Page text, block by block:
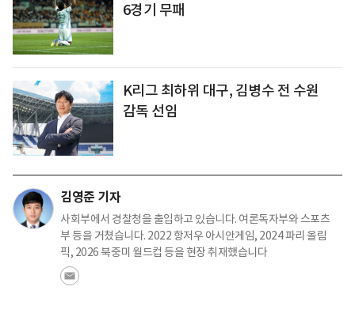
6경기 무패
K리그 최하위 대구, 김병수 전 수원
감독 선임
김영준 기자
사회부에서 경찰청을 출입하고 있습니다. 여론독자부와 스포츠
부 등을 거쳤습니다. 2022 항저우 아시안게임, 2024 파리 올림
픽, 2026 북중미 월드컵 등을 현장 취재했습니다